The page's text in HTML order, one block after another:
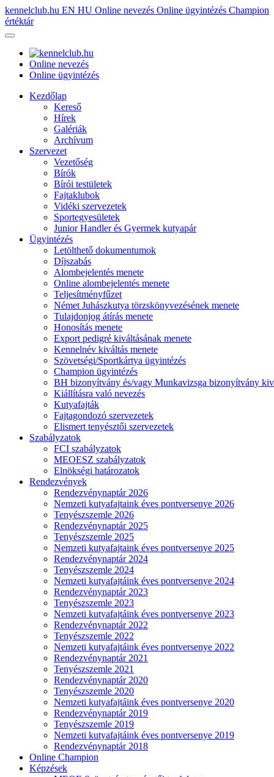
kennelclub.hu EN HU Online nevezés Online ügyintézés Champion
értéktár
Online nevezés
Online ügyintézés
Kezdőlap
Kereső
Hírek
Galériák
Archívum
Szervezet
Vezetőség
Bírók
Bírói testületek
Fajtaklubok
Vidéki szervezetek
Sportegyesületek
Junior Handler és Gyermek kutyapár
Ügyintézés
Letölthető dokumentumok
Díjszabás
Alombejelentés menete
Online alombejelentés menete
Teljesítményfűzet
Német Juhászkutya törzskönyvezésének menete
Tulajdonjog átírás menete
Honosítás menete
Export pedigré kiváltásának menete
Kennelnév kiváltás menete
Szövetségi/Sportkártya ügyintézés
Champion ügyintézés
BH bizonyítvány és/vagy Munkavizsga bizonyítvány
Kiállításra való nevezés
Kutyafajták
Fajtagondozó szervezetek
Elismert tenyésztői szervezetek
Szabályzatok
FCI szabályzatok
MEOESZ szabályzatok
Elnökségi határozatok
Rendezvények
Rendezvénynaptár 2026
Nemzeti kutyafajtaink éves pontversenye 2026
Tenyészszemle 2026
Rendezvénynaptár 2025
Tenyészszemle 2025
Nemzeti kutyafajtaink éves pontversenye 2025
Rendezvénynaptár 2024
Tenyészszemle 2024
Nemzeti kutyafajtáink éves pontversenye 2024
Rendezvénynaptár 2023
Tenyészszemle 2023
Nemzeti kutyafajtáink éves pontversenye 2023
Rendezvénynaptár 2022
Tenyészszemle 2022
Nemzeti kutyafajtáink éves pontversenye 2022
Rendezvénynaptár 2021
Tenyészszemle 2021
Rendezvénynaptár 2020
Tenyészszemle 2020
Nemzeti kutyafajtáink éves pontversenye 2020
Rendezvénynaptár 2019
Tenyészszemle 2019
Nemzeti kutyafajtáink éves pontversenye 2019
Rendezvénynaptár 2018
Online Champion
Képzések